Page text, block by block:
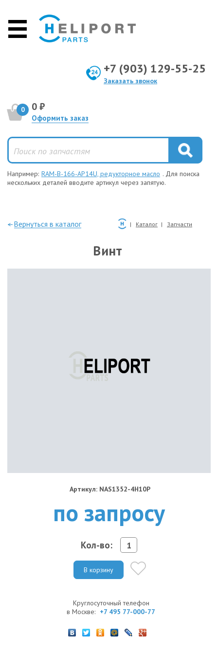
+7 (903) 129-55-25
Заказать звонок
0 0 ₽
Оформить заказ
Например: RAM-B-166-AP14U, редукторное масло . Для поиска
нескольких деталей вводите артикул через запятую.
—Вернуться в каталог Каталог Запчасти
Винт
Артикул: NAS1352-4H10P
по запросу
Кол-во:
В корзину
Круглосуточный телефон
в Москве: +7 495 77-000-77